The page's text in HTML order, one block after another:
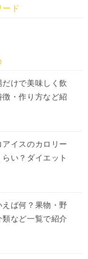
ド
けで美味しく飲
・作り方など紹
イスのカロリー
い？ダイエット
ば何？果物・野
など一覧で紹介